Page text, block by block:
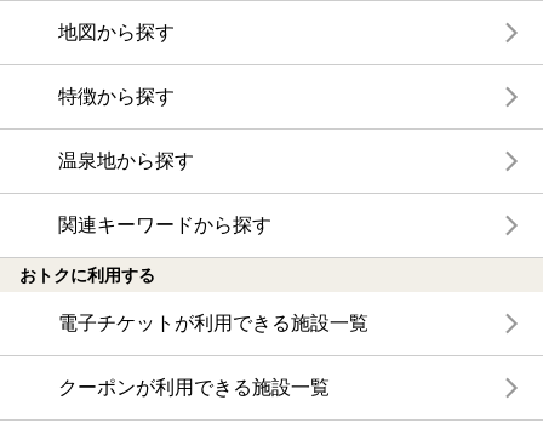
地図から探す
特徴から探す
温泉地から探す
関連キーワードから探す
おトクに利用する
電子チケットが利用できる施設一覧
クーポンが利用できる施設一覧